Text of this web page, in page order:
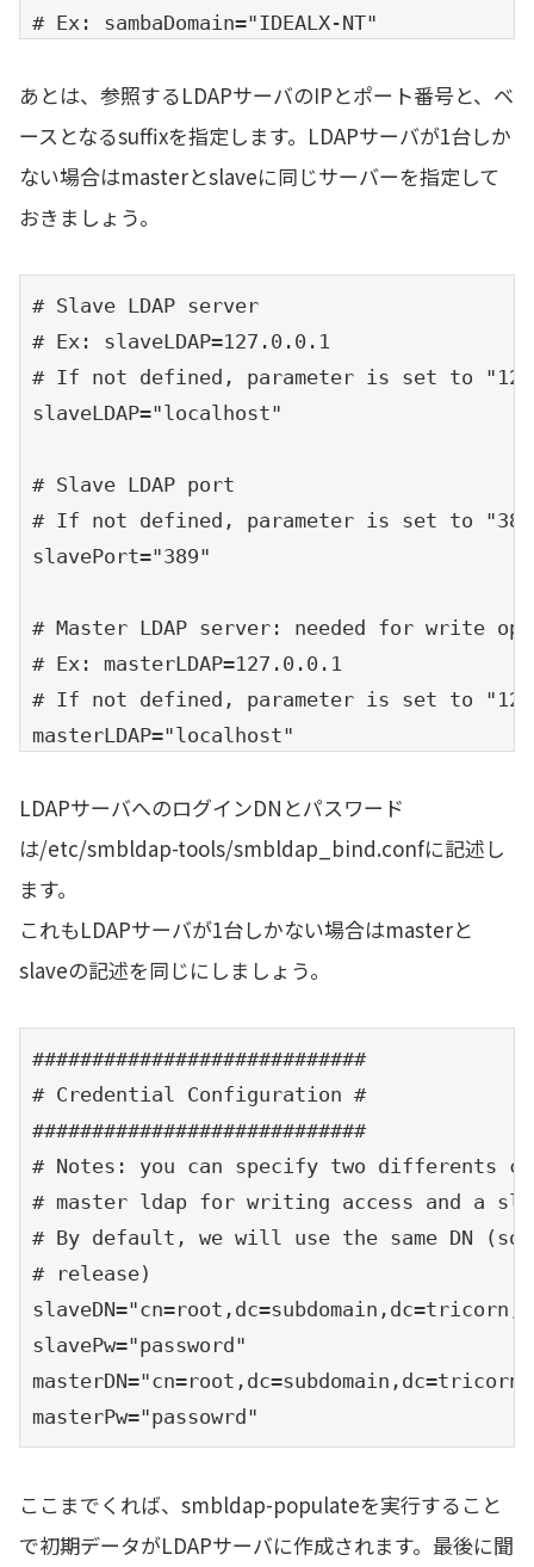
# Ex: sambaDomain="IDEALX-NT"
あとは、参照するLDAPサーバのIPとポート番号と、ベ
ースとなるsuffixを指定します。LDAPサーバが1台しか
ない場合はmasterとslaveに同じサーバーを指定して
おきましょう。
# Slave LDAP server
# Ex: slaveLDAP=127.0.0.1
# If not defined, parameter is set to
slaveLDAP="localhost"
# Slave LDAP port
# If not defined, parameter is set to
slavePort="389"
# Master LDAP server: needed for write
# Ex: masterLDAP=127.0.0.1
# If not defined, parameter is set to
masterLDAP="localhost"
# Master LDAP port
# If not defined, parameter is set to
masterPort="389"
# Ex: suffix=dc=IDEALX,dc=ORG
LDAPサーバへのログインDNとパスワード
は/etc/smbldap-tools/smbldap_bind.confに記述し
ます。
これもLDAPサーバが1台しかない場合はmasterと
slaveの記述を同じにしましょう。
############################
# Credential Configuration #
############################
# Notes: you can specify two differents
# master ldap for writing access and a
# By default, we will use the same DN
# release)
slavePw="password"
masterPw="passowrd"
ここまでくれば、smbldap-populateを実行すること
で初期データがLDAPサーバに作成されます。最後に聞